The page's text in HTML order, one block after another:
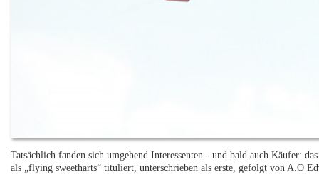
Tatsächlich fanden sich umgehend Interessenten - und bald auch Käufer:
als „flying sweetharts“ tituliert, unterschrieben als erste, gefolgt von A.O